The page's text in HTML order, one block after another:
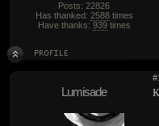
Posts: 22826
Has thanked: 2588times
Have thanks: 939times
Lumisade